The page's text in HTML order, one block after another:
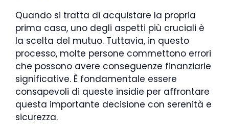
Quando si tratta di acquistare la propria
prima casa, uno degli aspetti più cruciali è
la scelta del mutuo. Tuttavia, in questo
processo, molte persone commettono errori
che possono avere conseguenze finanziarie
significative. È fondamentale essere
consapevoli di queste insidie per affrontare
questa importante decisione con serenità e
sicurezza.